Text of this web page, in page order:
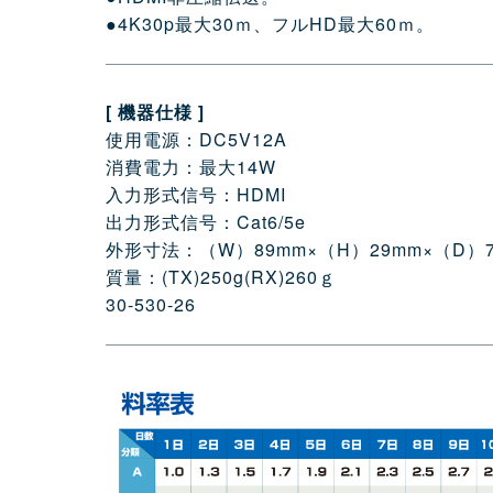
●4K30p最大30ｍ、フルHD最大60ｍ。
[ 機器仕様 ]
使用電源：DC5V12A
消費電力：最大14W
入力形式信号：HDMI
出力形式信号：Cat6/5e
外形寸法：（W）89mm×（H）29mm×（D）
質量：(TX)250g(RX)260ｇ
30-530-26